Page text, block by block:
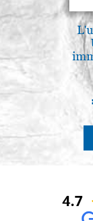
4.7
Anna Maria